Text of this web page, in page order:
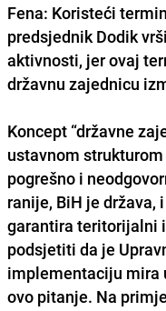
Fena: Koristeći
predsjednik Dodik
aktivnosti, jer ovaj
državnu zajednicu
Koncept “državne
ustavnom
pogrešno i
ranije, BiH je država,
garantira teritorijalni
podsjetiti da je
implementaciju mira
ovo pitanje. Na